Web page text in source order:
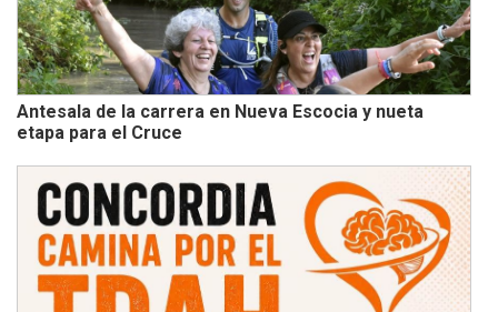
Antesala de la carrera en Nueva Escocia y nueta
etapa para el Cruce